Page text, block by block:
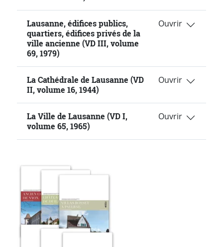
Lausanne, édifices publics,
quartiers, édifices privés de la
ville ancienne (VD III, volume
69, 1979)
La Cathédrale de Lausanne (VD
II, volume 16, 1944)
La Ville de Lausanne (VD I,
volume 65, 1965)